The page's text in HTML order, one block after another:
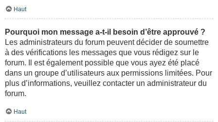
Haut
Pourquoi mon message a-t-il besoin d’être approuvé ?
Les administrateurs du forum peuvent décider de soumettre
à des vérifications les messages que vous rédigez sur le
forum. Il est également possible que vous ayez été placé
dans un groupe d’utilisateurs aux permissions limitées. Pour
plus d’informations, veuillez contacter un administrateur du
forum.
Haut